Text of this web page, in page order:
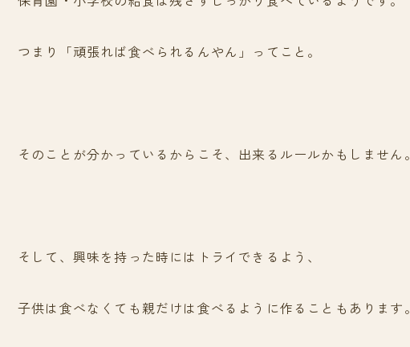
つまり「頑張れば食べられるんやん」ってこと。
そのことが分かっているからこそ、出来るルールかもしません。
そして、興味を持った時にはトライできるよう、
子供は食べなくても親だけは食べるように作ることもあります。